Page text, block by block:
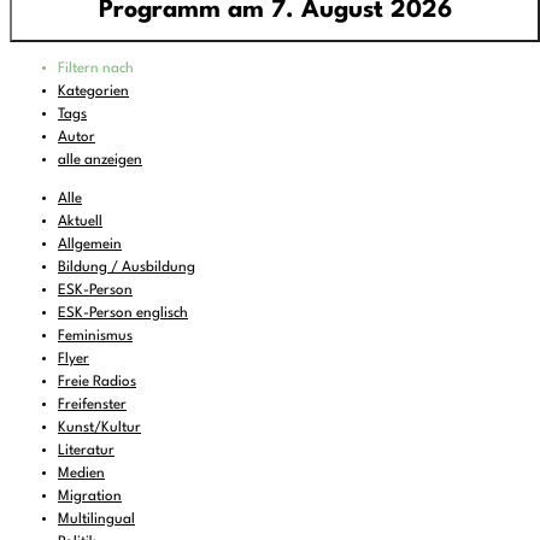
Programm am 7. August 2026
06:00
07:00 - 08:00
08:00
08:30
10:00 - 11:00 FREIRAD Musik
11:00 - 11:06 BBC News
11:06
12:00 - 13:00
13:00 - 13:06
13:06
13:22 - 16:00
Filtern nach
Kategorien
Tags
Autor
alle anzeigen
Alle
Aktuell
Allgemein
Bildung / Ausbildung
ESK-Person
ESK-Person englisch
Feminismus
Flyer
Freie Radios
Freifenster
Kunst/Kultur
Literatur
Medien
Migration
Multilingual